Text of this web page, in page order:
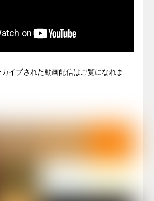
イブされた動画配信はご覧になれま